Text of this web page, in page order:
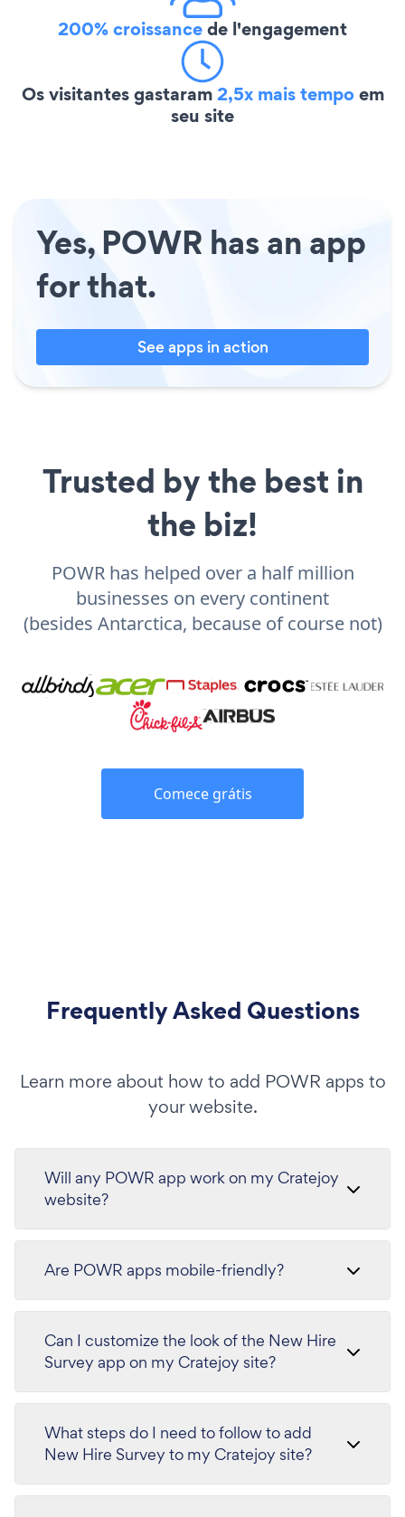
200% croissancede l'engagement
Os visitantes gastaram2,5x mais tempoem
seu site
Yes, POWR has an app
for that.
See apps in action
Trusted by the best in
the biz!
POWR has helped over a half million
businesses on every continent
(besides Antarctica, because of course not)
Comece grátis
Frequently Asked Questions
Learn more about how to add POWR apps to
your website.
Will any POWR app work on my Cratejoy
website?
Are POWR apps mobile-friendly?
Can I customize the look of the New Hire
Survey app on my Cratejoy site?
What steps do I need to follow to add
New Hire Survey to my Cratejoy site?